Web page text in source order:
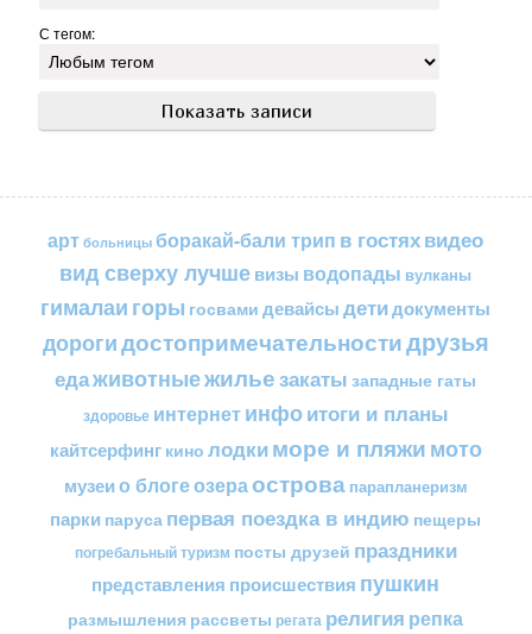
С тегом:
арт больницы боракай-бали трип в гостяхвидео
вид сверху лучшевизы водопады вулканы
гималаи горы госвами девайсы детидокументы
дорогидостопримечательностидрузья
едаживотныежильезакаты западные гаты
здоровье интернетинфоитоги и планы
кайтсерфинг кино лодкиморе и пляжимото
музеи о блогеозераострова парапланеризм
парки паруса первая поездка в индию пещеры
погребальный туризм посты друзей праздники
представления происшествия пушкин
размышления рассветы регата религия репка